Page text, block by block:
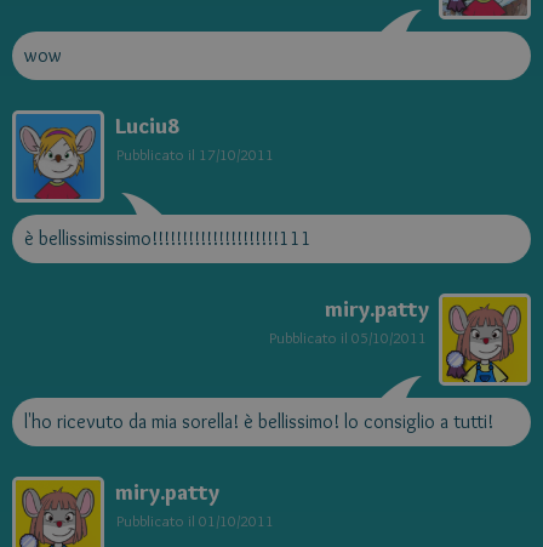
wow
Luciu8
Pubblicato il 17/10/2011
è bellissimissimo!!!!!!!!!!!!!!!!!!!!!111
miry.patty
Pubblicato il 05/10/2011
l'ho ricevuto da mia sorella! è bellissimo! lo consiglio a tutti!
miry.patty
Pubblicato il 01/10/2011